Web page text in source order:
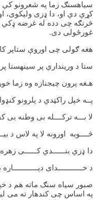
سیاهسنګ زما په شعرونو کي
کړي دي او، دا ډزی ولیکوی،
څرنګه چی دده له غرضه ډکي
غورځولی دی.
هغه ګولی چی اوروې ستاپر کاله
ستا د ورینداري پر سینهستا
هـغه پرون چیجنازه وه زما
پــه خپل راکټدي د پلرونو
لا بـــه ترکــــله بی وطنه بی
څــــوبه اورونه لا په لاس د
دا ډزي بنــــــدي کــــــی
د خــــــــــــدای
صبور سیاه سنګ ماته هم د
په اساس چی کندهار ته می